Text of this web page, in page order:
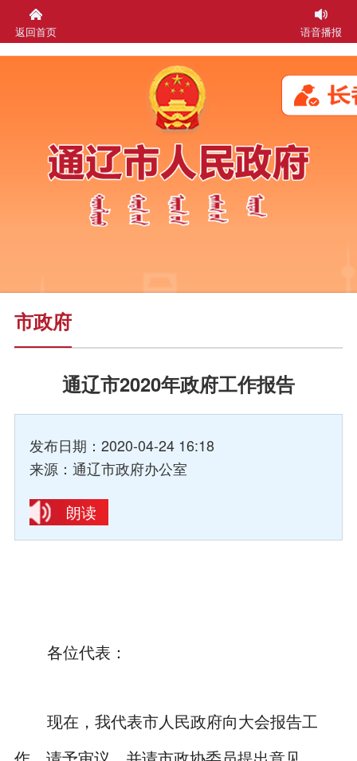
返回首页 语音播报
市政府
通辽市2020年政府工作报告
发布日期：2020-04-24 16:18
来源：通辽市政府办公室
朗读
各位代表：
现在，我代表市人民政府向大会报告工